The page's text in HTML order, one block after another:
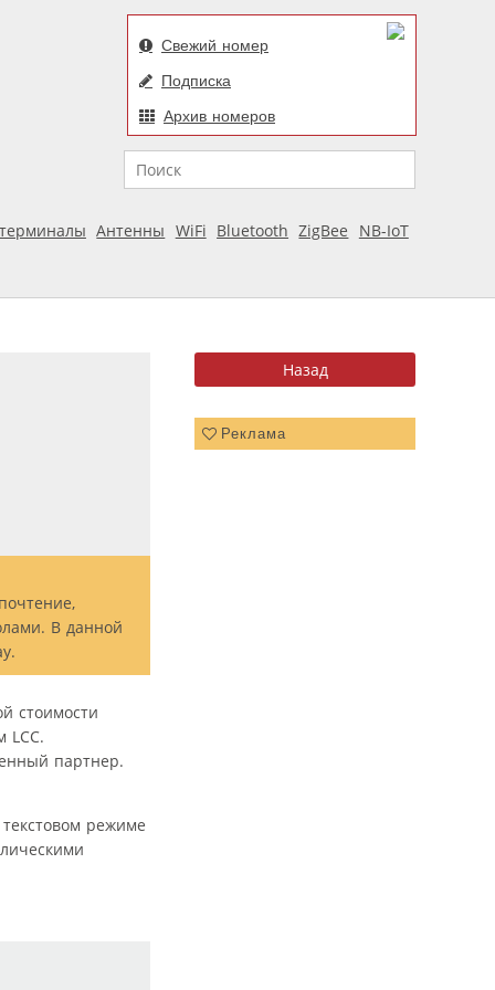
Свежий номер
Подписка
Архив номеров
Поиск
Антенны WiFi Bluetooth ZigBee
NB-IoT
Реклама
В данной
стоимости
LCC.
партнер.
режиме